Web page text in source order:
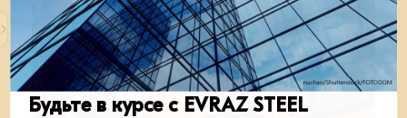
Будьте в курсе с EVRAZ STEEL